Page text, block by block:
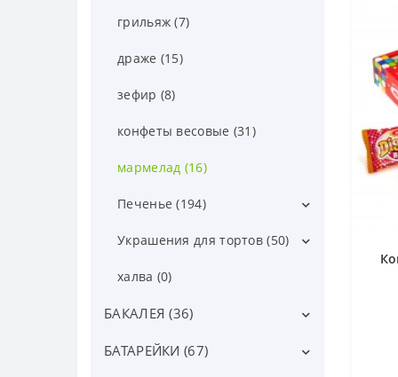
БАКАЛЕЯ (36)
Вермишель, лапша (22)
БАТАРЕЙКИ (67)
грильяж (7)
драже (15)
зефир (8)
конфеты весовые (31)
мармелад (16)
Печенье (194)
ассорти печенье (15)
безе (8)
бисквитное печенье (6)
галетное печенье (22)
Украшения для тортов (50)
другие украшения для тортов
посыпки и драже (18)
халва (0)